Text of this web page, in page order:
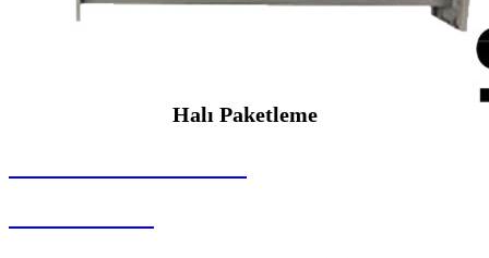
Halı Paketleme